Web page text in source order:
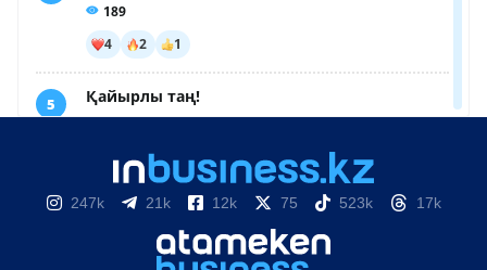
247k 21k 12k 75 523k 17k